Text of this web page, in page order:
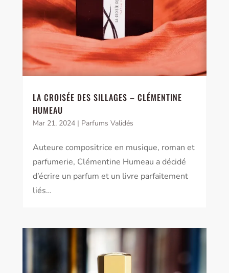
LA CROISÉE DES SILLAGES – CLÉMENTINE
HUMEAU
Mar 21, 2024| Parfums Validés
Auteure compositrice en musique, roman et
parfumerie, Clémentine Humeau a décidé
d’écrire un parfum et un livre parfaitement
liés…